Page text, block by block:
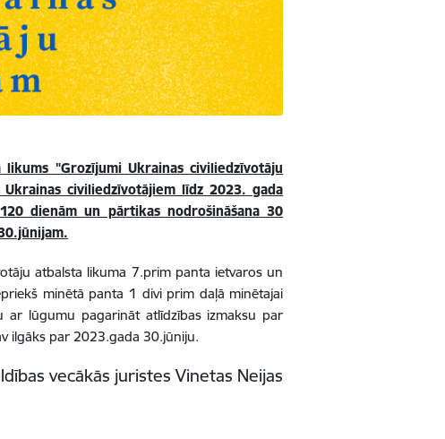
"Grozījumi Ukrainas civiliedzīvotāju
civiliedzīvotājiem līdz 2023. gada
dienām un pārtikas nodrošināšana 30
atbalsta likuma 7.prim panta ietvaros un
minētā panta 1 divi prim daļā minētajai
ar lūgumu pagarināt atlīdzības izmaksu par
ilgāks par 2023.gada 30.jūniju.
vecākās juristes Vinetas Neijas